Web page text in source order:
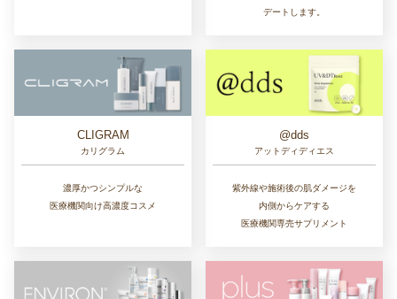
デートします。
CLIGRAM
カリグラム
濃厚かつシンプルな
医療機関向け高濃度コスメ
@dds
アットディディエス
紫外線や施術後の肌ダメージを
内側からケアする
医療機関専売サプリメント